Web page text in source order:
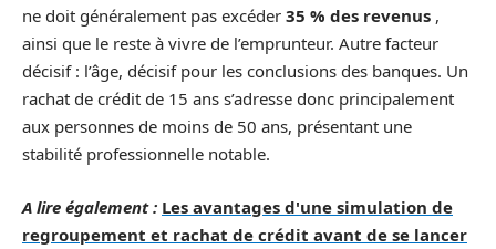
ne doit généralement pas excéder 35 % des revenus ,
ainsi que le reste à vivre de l’emprunteur. Autre facteur
décisif : l’âge, décisif pour les conclusions des banques. Un
rachat de crédit de 15 ans s’adresse donc principalement
aux personnes de moins de 50 ans, présentant une
stabilité professionnelle notable.
A lire également : Les avantages d'une simulation de
regroupement et rachat de crédit avant de se lancer